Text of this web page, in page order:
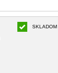
SKLADOM